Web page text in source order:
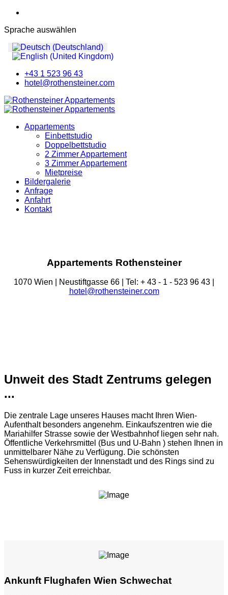
Sprache auswählen
+43 1 523 96 43
hotel@rothensteiner.com
Appartements
Einbettstudio
Doppelbettstudio
2 Zimmer Appartement
3 Zimmer Appartement
Mietpreise
Bildergalerie
Anfrage
Anfahrt
Kontakt
Appartements Rothensteiner
1070 Wien | Neustiftgasse 66 | Tel: + 43 - 1 - 523 96 43 |
hotel@rothensteiner.com
Unweit des Stadt Zentrums gelegen
...
Die zentrale Lage unseres Hauses macht Ihren Wien-
Aufenthalt besonders angenehm. Einkaufszentren wie die
Mariahilfer Strasse sowie der Westbahnhof liegen sehr nah.
Öffentliche Verkehrsmittel (Bus und U-Bahn ) stehen Ihnen in
unmittelbarer Nähe zu Verfügung. Die schönsten
Sehenswürdigkeiten der Innenstadt und des Rings sind zu
Fuss in kurzer Zeit erreichbar.
Ankunft Flughafen Wien Schwechat